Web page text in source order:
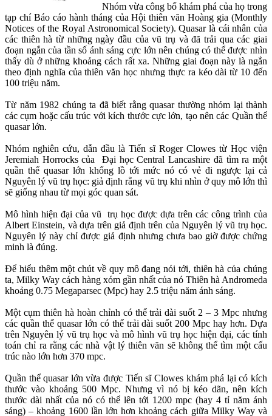
Nhóm vừa công bố khám phá của họ trong
tạp chí Báo cáo hành tháng của Hội thiên văn Hoàng gia (Monthly
Notices of the Royal Astronomical Society). Quasar là cái nhân của
các thiên hà từ những ngày đầu của vũ trụ và đã trải qua các giai
đoạn ngắn của tần số ánh sáng cực lớn nên chúng có thể được nhìn
thấy dù ở những khoảng cách rất xa. Những giai đoạn này là ngắn
theo định nghĩa của thiên văn học nhưng thực ra kéo dài từ 10 đến
100 triệu năm.
Từ năm 1982 chúng ta đã biết rằng quasar thường nhóm lại thành
các cụm hoặc cấu trúc với kích thước cực lớn, tạo nên các Quần thể
quasar lớn.
Nhóm nghiên cứu, dẫn đầu là Tiến sĩ Roger Clowes từ Học viện
Jeremiah Horrocks của Đại học Central Lancashire đã tìm ra một
quần thể quasar lớn khổng lồ tới mức nó có vẻ đi ngược lại cả
Nguyên lý vũ trụ học: giả định rằng vũ trụ khi nhìn ở quy mô lớn thì
sẽ giống nhau từ mọi góc quan sát.
Mô hình hiện đại của vũ trụ học được dựa trên các công trình của
Albert Einstein, và dựa trên giả định trên của Nguyên lý vũ trụ học.
Nguyên lý này chỉ được giả định nhưng chưa bao giờ được chứng
minh là đúng.
Để hiểu thêm một chút về quy mô đang nói tới, thiên hà của chúng
ta, Milky Way cách hàng xóm gần nhất của nó Thiên hà Andromeda
khoảng 0.75 Megaparsec (Mpc) hay 2.5 triệu năm ánh sáng.
Một cụm thiên hà hoàn chỉnh có thể trải dài suốt 2 – 3 Mpc nhưng
các quần thể quasar lớn có thể trải dài suốt 200 Mpc hay hơn. Dựa
trên Nguyên lý vũ trụ học và mô hình vũ trụ học hiện đại, các tính
toán chỉ ra rằng các nhà vật lý thiên văn sẽ không thể tìm một cấu
trúc nào lớn hơn 370 mpc.
Quần thể quasar lớn vừa được Tiến sĩ Clowes khám phá lại có kích
thước vào khoảng 500 Mpc. Nhưng vì nó bị kéo dãn, nên kích
thước dài nhất của nó có thể lên tới 1200 mpc (hay 4 tỉ năm ánh
sáng) – khoảng 1600 lần lớn hơn khoảng cách giữa Milky Way và